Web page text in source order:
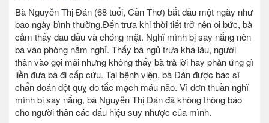
Bà Nguyễn Thị Đán (68 tuổi, Cần Thơ) bắt đầu một ngày như
bao ngày bình thường.Đến trưa khi thời tiết trở nên oi bức, bà
cảm thấy đau đầu và chóng mặt. Nghĩ mình bị say nắng nên
bà vào phòng nằm nghỉ. Thấy bà ngủ trưa khá lâu, người
thân vào gọi mãi nhưng không thấy bà trả lời hay phản ứng gì
liền đưa bà đi cấp cứu. Tại bệnh viện, bà Đán được bác sĩ
chẩn đoán đột quỵ do tắc mạch máu não. Vì đơn thuần nghĩ
mình bị say nắng, bà Nguyễn Thị Đán đã không thông báo
cho người thân các dấu hiệu suy nhược của mình.